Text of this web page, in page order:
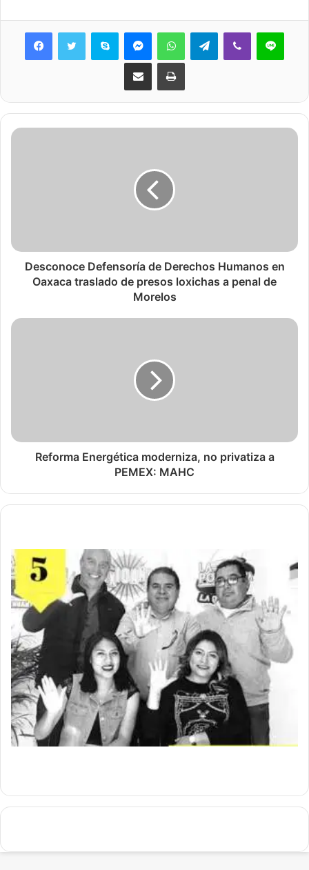
Skype MessengerWhatsAppTelegramViber Line
Share via Email Print
Desconoce Defensoría de Derechos Humanos en
Oaxaca traslado de presos loxichas a penal de
Morelos
Reforma Energética moderniza, no privatiza a
PEMEX: MAHC